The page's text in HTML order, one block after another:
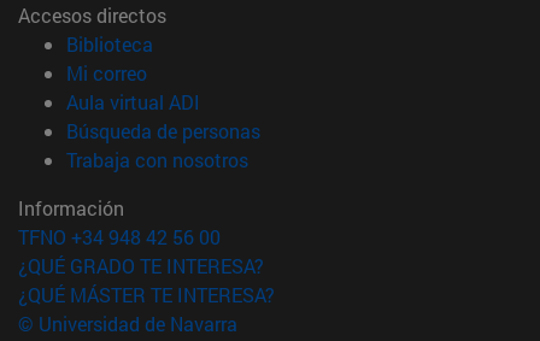
Accesos directos
Biblioteca
Mi correo(abre en nueva ventana)
Aula virtual ADI
Búsqueda de personas(abre en nueva ventana)
Trabaja con nosotros(abre en nueva ventana)
Información
TFNO +34 948 42 56 00
¿QUÉ GRADO TE INTERESA?
¿QUÉ MÁSTER TE INTERESA?
© Universidad de Navarra